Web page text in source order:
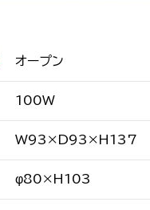
オープン
100W
W93×D93×H137
φ80×H103